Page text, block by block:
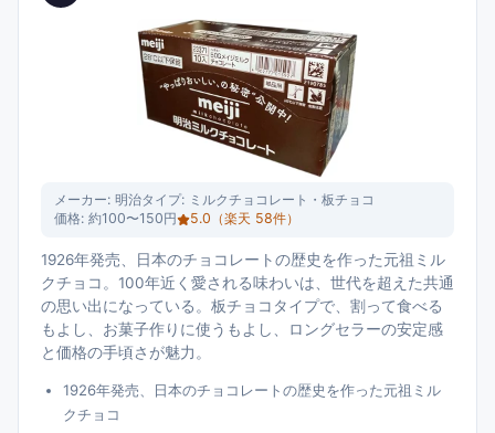
メーカー: 明治タイプ: ミルクチョコレート・板チョコ
価格: 約100〜150円 5.0 （楽天 58件）
1926年発売、日本のチョコレートの歴史を作った元祖ミル
クチョコ。100年近く愛される味わいは、世代を超えた共通
の思い出になっている。板チョコタイプで、割って食べる
もよし、お菓子作りに使うもよし、ロングセラーの安定感
と価格の手頃さが魅力。
1926年発売、日本のチョコレートの歴史を作った元祖ミル
クチョコ